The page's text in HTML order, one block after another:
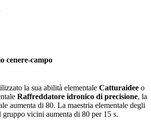
cenere-campo
la sua abilità elementale Catturaidee o
Raffreddatore idronico di precisione, la
aumenta di 80. La maestria elementale degli
vicini aumenta di 80 per 15 s.